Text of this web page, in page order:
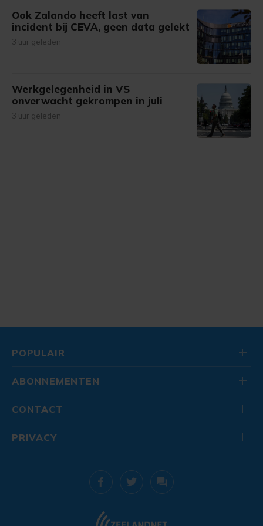
Ook Zalando heeft last van
incident bij CEVA, geen data gelekt
3 uur geleden
Werkgelegenheid in VS
onverwacht gekrompen in juli
3 uur geleden
POPULAIR
ABONNEMENTEN
CONTACT
PRIVACY